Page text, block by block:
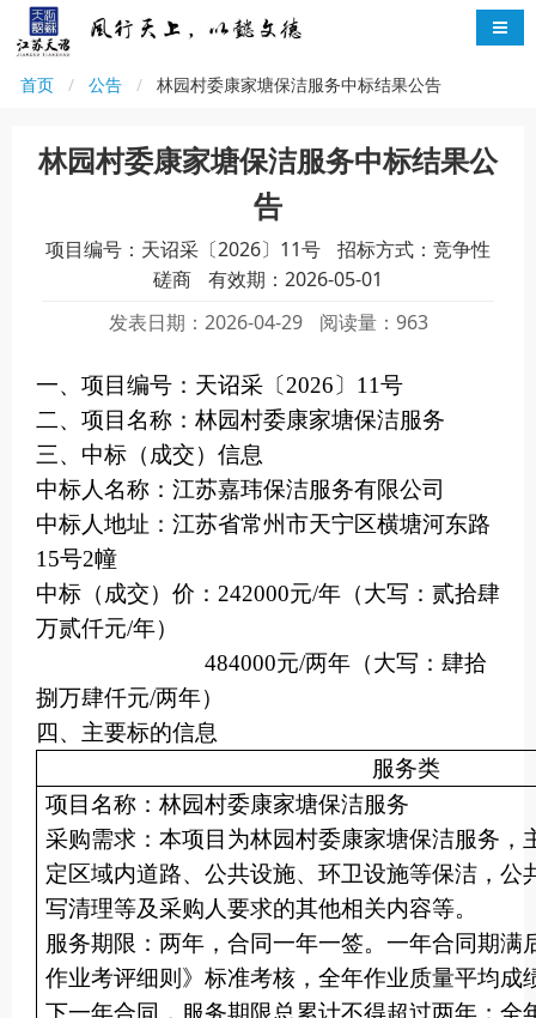
首页 公告 林园村委康家塘保洁服务中标结果公告
林园村委康家塘保洁服务中标结果公
告
项目编号：天诏采〔2026〕11号
招标方式：竞争性
磋商
有效期：2026-05-01
发表日期：2026-04-29
阅读量：963
一、项目编号：天诏采〔 2026〕11号
二、项目名称：林园村委康家塘保洁服务
三、中标（成交）信息
中标人名称 ： 江苏嘉玮保洁服务有限公司
中标人地址： 江苏省常州市天宁区横塘河东路
15号2幢
中标（成交）价： 242000元/年（大写：贰拾肆
万贰仟元/年）
484000元/两年（大写：肆拾
捌万肆仟元/两年）
四、主要标的信息
服务类
项目名称：林园村委康家塘保洁服务
采购需求：本项目为林园村委康家塘保洁服务，
定区域内道路、公共设施、环卫设施等保洁，公
写清理等及采购人要求的其他相关内容等。
服务期限：两年，合同一年一签。一年合同期满
作业考评细则》标准考核，全年作业质量平均成
下一年合同，服务期限总累计不得超过两年；全